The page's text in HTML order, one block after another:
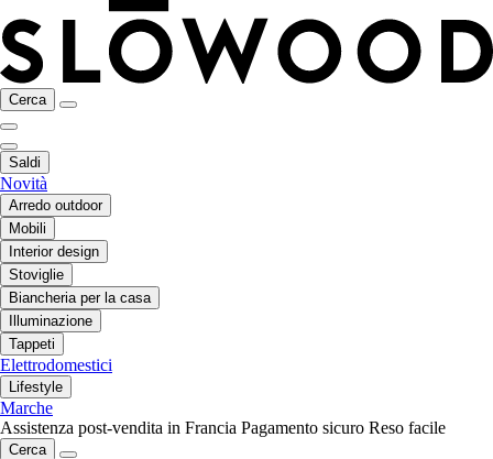
Cerca
Saldi
Novità
Arredo outdoor
Mobili
Interior design
Stoviglie
Biancheria per la casa
Illuminazione
Tappeti
Elettrodomestici
Lifestyle
Marche
Assistenza post-vendita in Francia Pagamento sicuro Reso facile
Cerca